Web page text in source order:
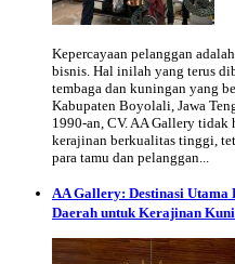
Kepercayaan pelanggan
bisnis. Hal inilah yang terus
tembaga dan kuningan yang
Kabupaten Boyolali, Jawa
1990-an, CV. AA Gallery tidak
kerajinan berkualitas tinggi,
para tamu dan pelanggan...
AA Gallery: Destinasi
Daerah untuk Kerajinan